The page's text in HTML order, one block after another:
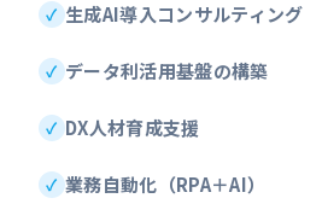
生成AI導入コンサルティング
データ利活用基盤の構築
DX人材育成支援
業務自動化（RPA＋AI）